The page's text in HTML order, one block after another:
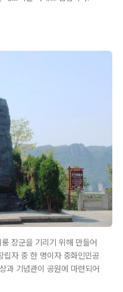
장군을 기리기 위해 만들어
립자 중 한 명이자 중화인민공
과 기념관이 공원에 마련되어